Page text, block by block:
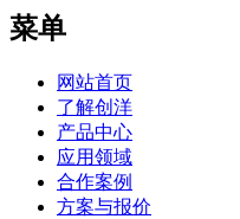
菜单
网站首页
了解创洋
产品中心
应用领域
合作案例
方案与报价